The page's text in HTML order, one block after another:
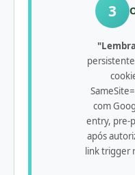
3
com
entry, pre-
após
link trigger